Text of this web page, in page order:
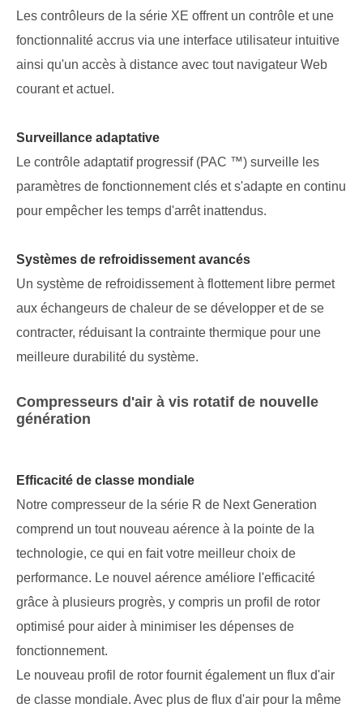
Les contrôleurs de la série XE offrent un contrôle et une
fonctionnalité accrus via une interface utilisateur intuitive
ainsi qu'un accès à distance avec tout navigateur Web
courant et actuel.
Surveillance adaptative
Le contrôle adaptatif progressif (PAC ™) surveille les
paramètres de fonctionnement clés et s'adapte en continu
pour empêcher les temps d'arrêt inattendus.
Systèmes de refroidissement avancés
Un système de refroidissement à flottement libre permet
aux échangeurs de chaleur de se développer et de se
contracter, réduisant la contrainte thermique pour une
meilleure durabilité du système.
Compresseurs d'air à vis rotatif de nouvelle
génération
Efficacité de classe mondiale
Notre compresseur de la série R de Next Generation
comprend un tout nouveau aérence à la pointe de la
technologie, ce qui en fait votre meilleur choix de
performance. Le nouvel aérence améliore l'efficacité
grâce à plusieurs progrès, y compris un profil de rotor
optimisé pour aider à minimiser les dépenses de
fonctionnement.
Le nouveau profil de rotor fournit également un flux d'air
de classe mondiale. Avec plus de flux d'air pour la même